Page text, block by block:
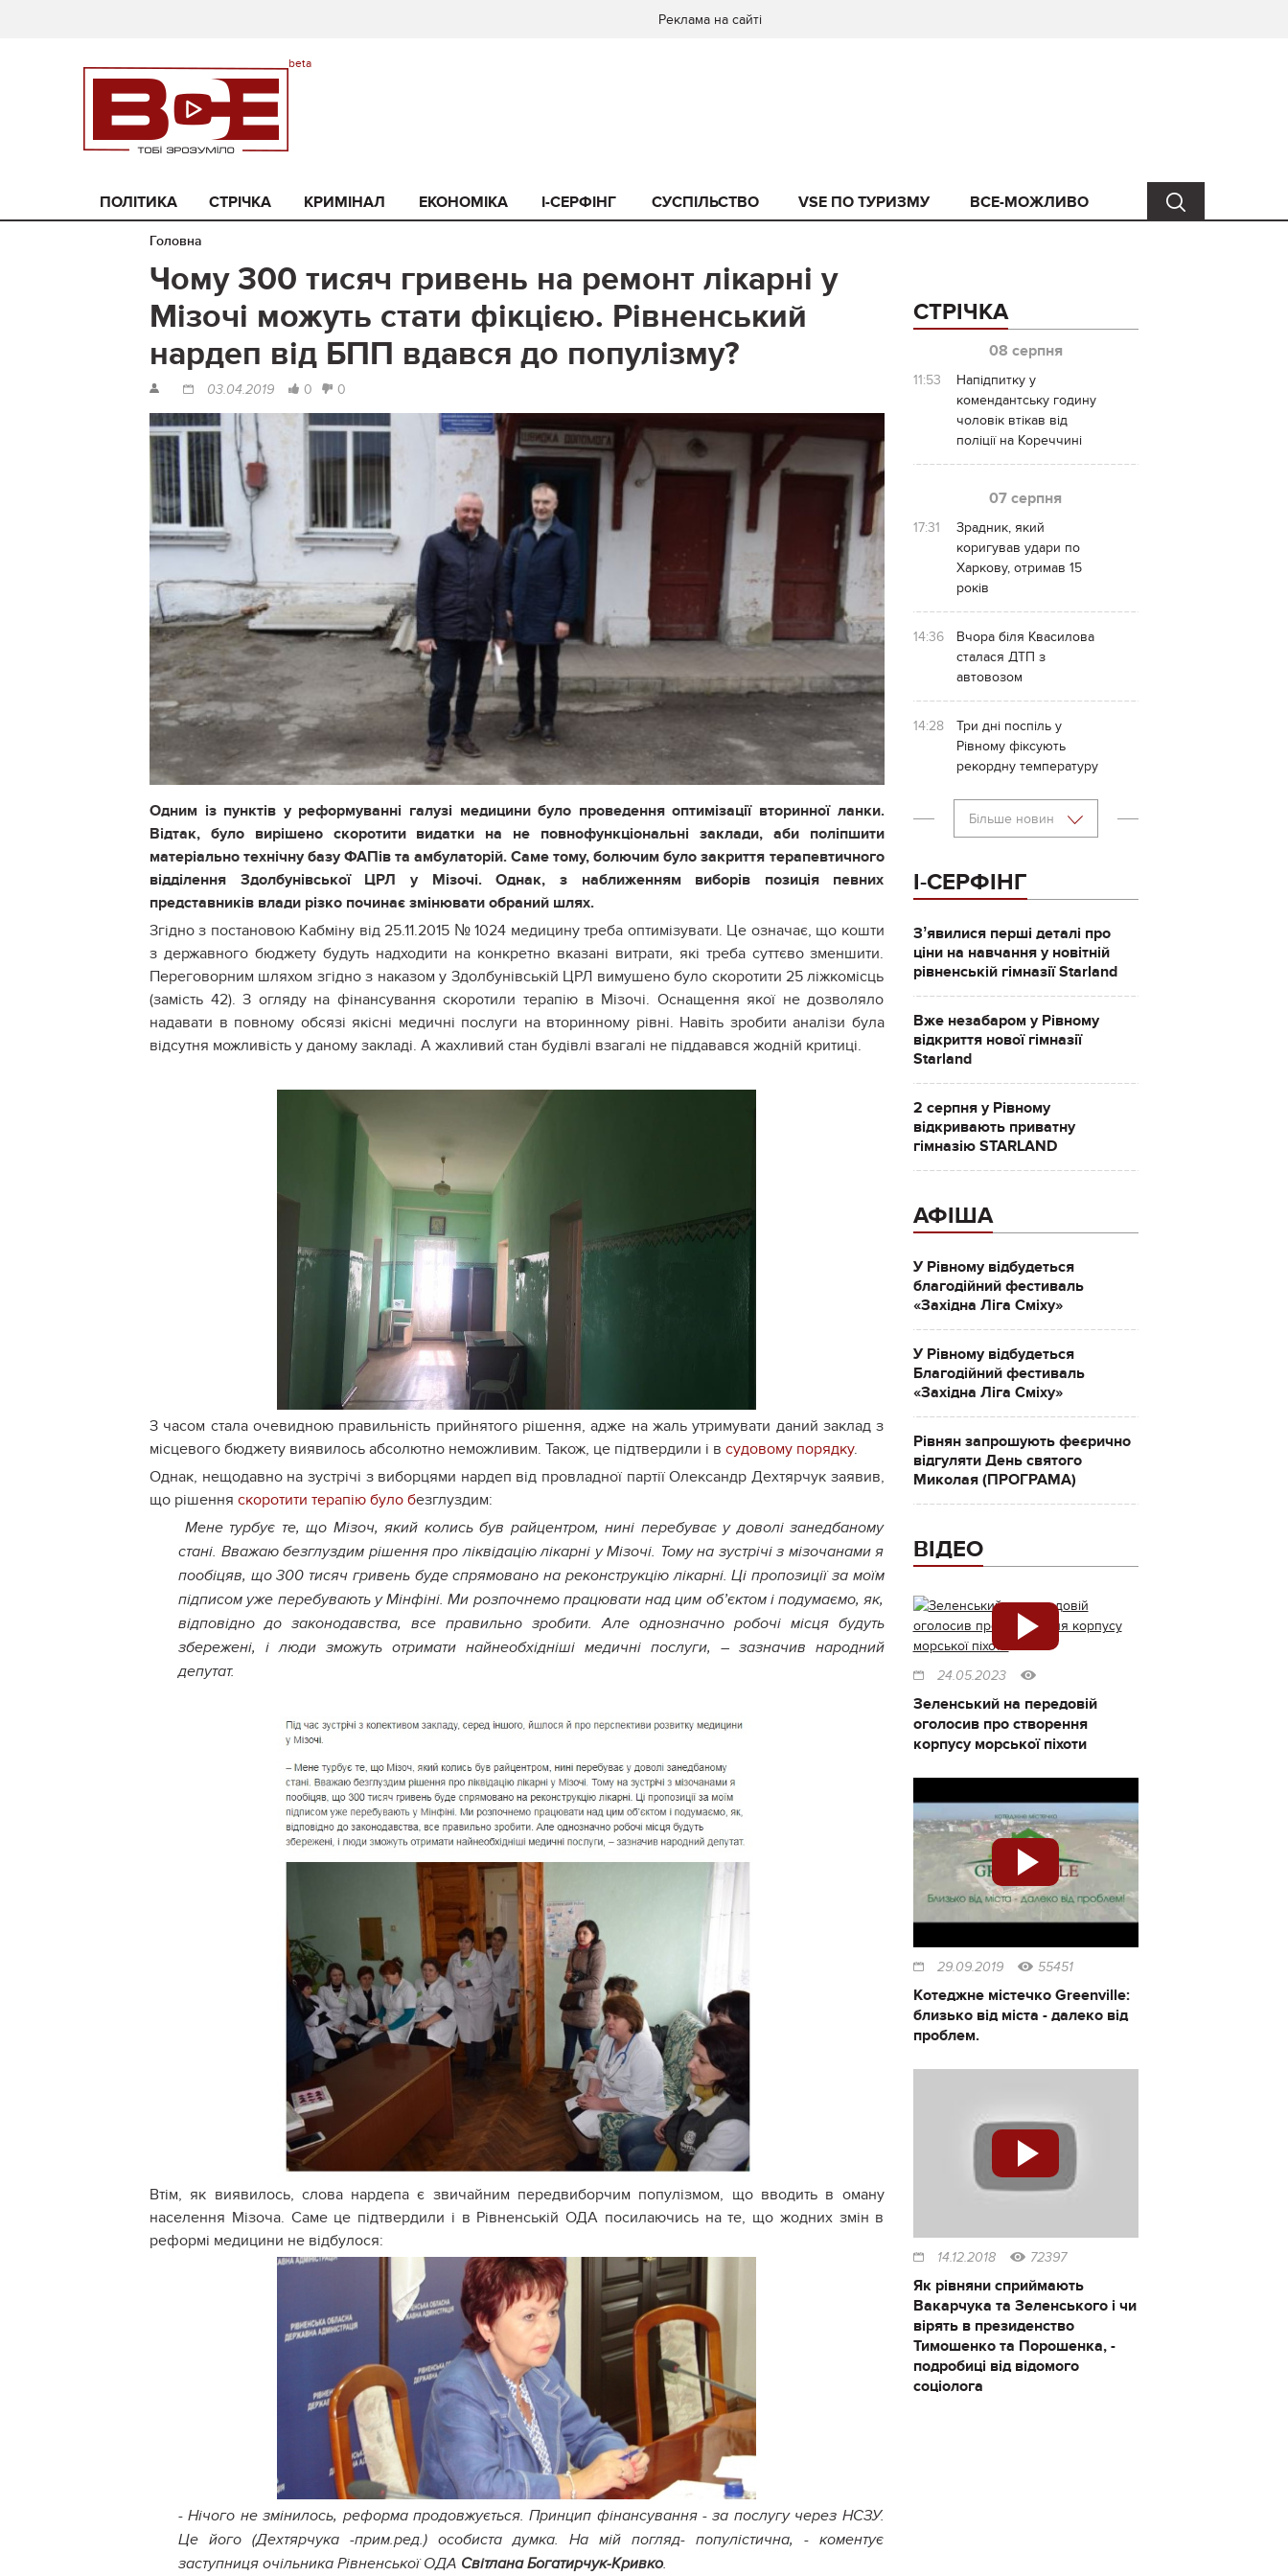
Реклама на сайті
ПОЛІТИКА СТРІЧКА КРИМІНАЛ ЕКОНОМІКА I-СЕРФІНГ СУСПІЛЬСТВО VSE ПО ТУРИЗМУ ВСЕ-МОЖЛИВО
Головна
Чому 300 тисяч гривень на ремонт лікарні у
Мізочі можуть стати фікцією. Рівненський
нардеп від БПП вдався до популізму?
03.04.2019 0 0
Одним із пунктів у реформуванні галузі медицини було проведення оптимізації вторинної ланки.
Відтак, було вирішено скоротити видатки на не повнофункціональні заклади, аби поліпшити
матеріально технічну базу ФАПів та амбулаторій. Саме тому, болючим було закриття терапевтичного
відділення Здолбунівської ЦРЛ у Мізочі. Однак, з наближенням виборів позиція певних
представників влади різко починає змінювати обраний шлях.
Згідно з постановою Кабміну від 25.11.2015 № 1024 медицину треба оптимізувати. Це означає, що кошти
з державного бюджету будуть надходити на конкретно вказані витрати, які треба суттєво зменшити.
Переговорним шляхом згідно з наказом у Здолбунівській ЦРЛ вимушено було скоротити 25 ліжкомісць
(замість 42). З огляду на фінансування скоротили терапію в Мізочі. Оснащення якої не дозволяло
надавати в повному обсязі якісні медичні послуги на вторинному рівні. Навіть зробити аналізи була
відсутня можливість у даному закладі. А жахливий стан будівлі взагалі не піддавався жодній критиці.
З часом стала очевидною правильність прийнятого рішення, адже на жаль утримувати даний заклад з
місцевого бюджету виявилось абсолютно неможливим. Також, це підтвердили і в судовому порядку.
Однак, нещодавно на зустрічі з виборцями нардеп від провладної партії Олександр Дехтярчук заявив,
що рішення скоротити терапію було безглуздим:
Мене турбує те, що Мізоч, який колись був райцентром, нині перебуває у доволі занедбаному
стані. Вважаю безглуздим рішення про ліквідацію лікарні у Мізочі. Тому на зустрічі з мізочанами я
пообіцяв, що 300 тисяч гривень буде спрямовано на реконструкцію лікарні. Ці пропозиції за моїм
підписом уже перебувають у Мінфіні. Ми розпочнемо працювати над цим об’єктом і подумаємо, як,
відповідно до законодавства, все правильно зробити. Але однозначно робочі місця будуть
збережені, і люди зможуть отримати найнеобхідніші медичні послуги, – зазначив народний
депутат.
Втім, як виявилось, слова нардепа є звичайним передвиборчим популізмом, що вводить в оману
населення Мізоча. Саме це підтвердили і в Рівненській ОДА посилаючись на те, що жодних змін в
реформі медицини не відбулося:
- Нічого не змінилось, реформа продовжується. Принцип фінансування - за послугу через НСЗУ.
Це його (Дехтярчука -прим.ред.) особиста думка. На мій погляд- популістична, - коментує
заступниця очільника Рівненської ОДА Світлана Богатирчук-Кривко.
СТРІЧКА
08 серпня
11:53
Напідпитку у
комендантську годину
чоловік втікав від
поліції на Кореччині
07 серпня
17:31
Зрадник, який
коригував удари по
Харкову, отримав 15
років
14:36
Вчора біля Квасилова
сталася ДТП з
автовозом
14:28
Три дні поспіль у
Рівному фіксують
рекордну температуру
Більше новин
І-СЕРФІНГ
Зʼявилися перші деталі про
ціни на навчання у новітній
рівненській гімназії Starland
Вже незабаром у Рівному
відкриття нової гімназії
Starland
2 серпня у Рівному
відкривають приватну
гімназію STARLAND
АФІША
У Рівному відбудеться
благодійний фестиваль
«Західна Ліга Сміху»
У Рівному відбудеться
Благодійний фестиваль
«Західна Ліга Сміху»
Рівнян запрошують феєрично
відгуляти День святого
Миколая (ПРОГРАМА)
ВІДЕО
24.05.2023
Зеленський на передовій
оголосив про створення
корпусу морської піхоти
29.09.2019 55451
Котеджне містечко Greenville:
близько від міста - далеко від
проблем.
14.12.2018 72397
Як рівняни сприймають
Вакарчука та Зеленського і чи
вірять в президенство
Тимошенко та Порошенка, -
подробиці від відомого
соціолога